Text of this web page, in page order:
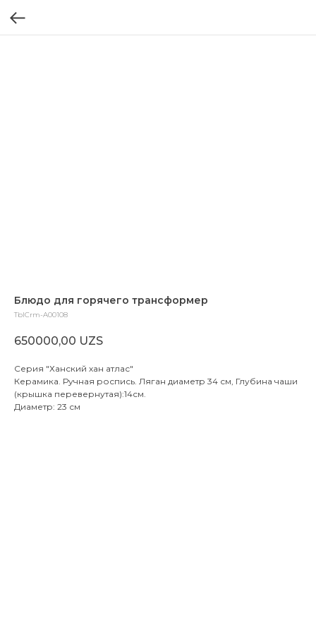
Блюдо для горячего трансформер
TblCrm-A00108
650000,00 UZS
Серия "Ханский хан атлас"
Керамика. Ручная роспись. Ляган диаметр 34 см, Глубина чаши
(крышка перевернутая):14см.
Диаметр: 23 см